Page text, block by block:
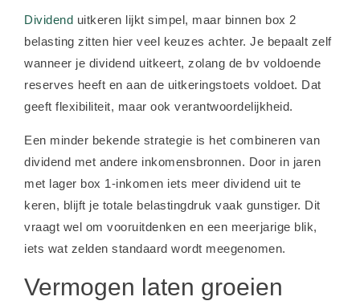
Dividend uitkeren lijkt simpel, maar binnen box 2
belasting zitten hier veel keuzes achter. Je bepaalt zelf
wanneer je dividend uitkeert, zolang de bv voldoende
reserves heeft en aan de uitkeringstoets voldoet. Dat
geeft flexibiliteit, maar ook verantwoordelijkheid.
Een minder bekende strategie is het combineren van
dividend met andere inkomensbronnen. Door in jaren
met lager box 1-inkomen iets meer dividend uit te
keren, blijft je totale belastingdruk vaak gunstiger. Dit
vraagt wel om vooruitdenken en een meerjarige blik,
iets wat zelden standaard wordt meegenomen.
Vermogen laten groeien